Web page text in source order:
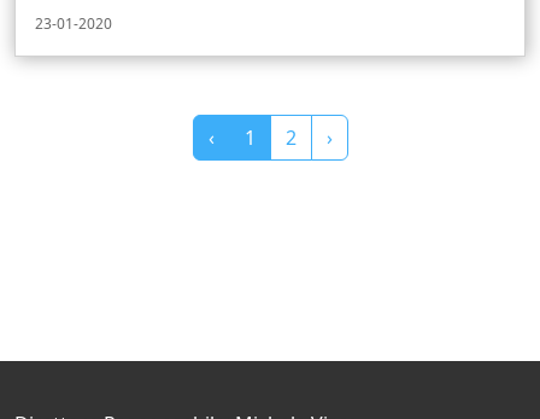
23-01-2020
‹ 1 2 ›